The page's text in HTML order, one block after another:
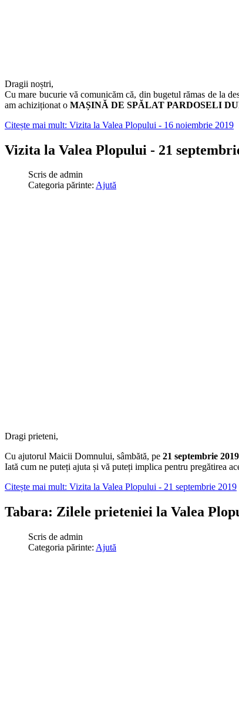
Dragii noștri,
Cu mare bucurie vă comunicăm că, din bugetul rămas de la
am achiziționat o MAȘINĂ DE SPĂLAT PARDOSELI
Citește mai mult: Vizita la Valea Plopului - 16 noiembrie 2019
Vizita la Valea Plopului - 21
Scris de admin
Categoria părinte: Ajută
Dragi prieteni,
Cu ajutorul Maicii Domnului, sâmbătă, pe 21 septembrie 2019
Iată cum ne puteți ajuta și vă puteți implica pentru pregătirea
Citește mai mult: Vizita la Valea Plopului - 21 septembrie 2019
Tabara: Zilele prieteniei la Valea
Scris de admin
Categoria părinte: Ajută